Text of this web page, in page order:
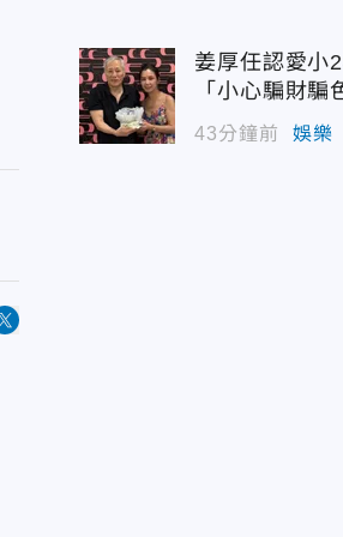
姜厚任認愛小
「小心騙財騙
43分鐘前 娛樂